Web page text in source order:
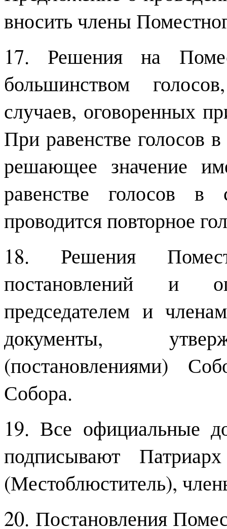
вносить члены
17. Решения на
большинством
случаев, оговоренных
При равенстве голосов
решающее значение
равенстве голосов в
проводится повторное
18. Решения
постановлений и
председателем и
документы,
(постановлениями)
Собора.
19. Все официальные
подписывают
(Местоблюститель),
20. Постановления